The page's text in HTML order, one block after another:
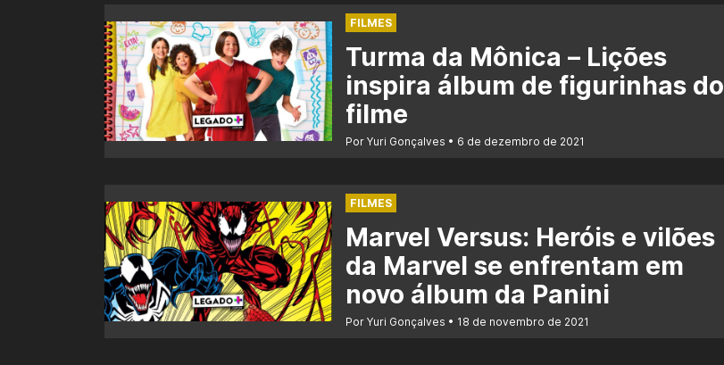
FILMES
Turma da Mônica – Lições
inspira álbum de figurinhas do
filme
Por Yuri Gonçalves 6 de dezembro de 2021
FILMES
Marvel Versus: Heróis e vilões
da Marvel se enfrentam em
novo álbum da Panini
Por Yuri Gonçalves 18 de novembro de 2021